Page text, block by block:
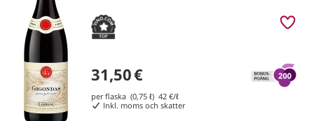
31,50€
per flaska (0,75 ℓ) 42 €/ℓ
Inkl. moms och skatter